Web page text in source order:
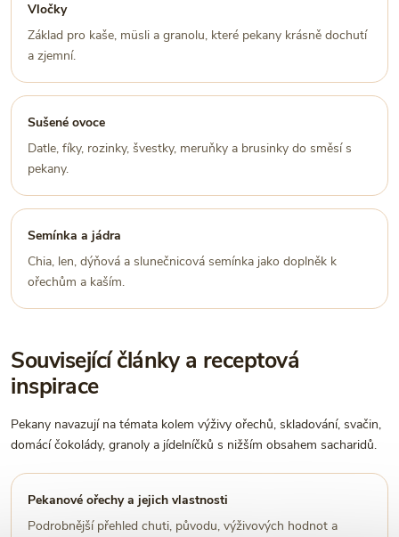
Vločky
Základ pro kaše, müsli a granolu, které pekany krásně dochutí
a zjemní.
Sušené ovoce
Datle, fíky, rozinky, švestky, meruňky a brusinky do směsí s
pekany.
Semínka a jádra
Chia, len, dýňová a slunečnicová semínka jako doplněk k
ořechům a kaším.
Související články a receptová
inspirace
Pekany navazují na témata kolem výživy ořechů, skladování, svačin,
domácí čokolády, granoly a jídelníčků s nižším obsahem sacharidů.
Pekanové ořechy a jejich vlastnosti
Podrobnější přehled chuti, původu, výživových hodnot a